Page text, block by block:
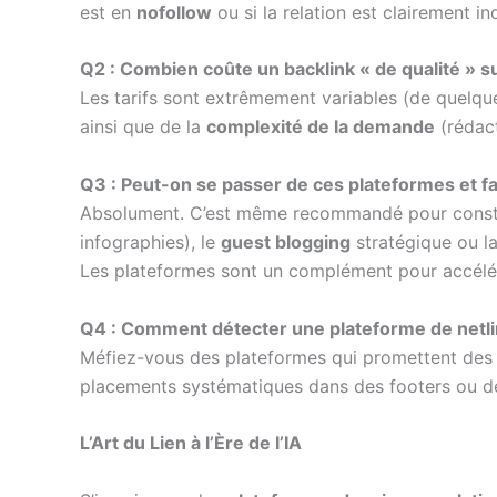
est en nofollow ou si la relation est clairement
Q2 : Combien coûte un backlink « de qualité »
Les tarifs sont extrêmement variables (de
ainsi que de la complexité de la demande
Q3 : Peut-on se passer de ces plateformes et
Absolument. C’est même recommandé pour
infographies), le guest blogging stratégique ou
Les plateformes sont un complément pour
Q4 : Comment détecter une plateforme de
Méfiez-vous des plateformes qui promettent des
placements systématiques dans des footers ou
L’Art du Lien à l’Ère de l’IA